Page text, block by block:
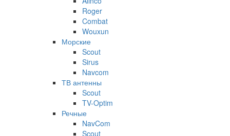
Roger
Combat
Wouxun
Морские
Scout
Sirus
Navcom
ТВ антенны
Scout
TV-Optim
Речные
NavCom
Scout